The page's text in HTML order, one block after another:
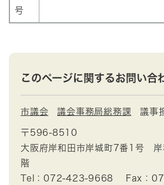
号
このページに関するお問い合
市議会 議会事務局総務課 議事
〒596-8510
大阪府岸和田市岸城町7番1号 岸
階
Tel：072-423-9668
Fax：